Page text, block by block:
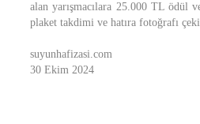
alan yarışmacılara 25.000 TL ödül
plaket takdimi ve hatıra fotoğrafı
suyunhafizasi.com
30 Ekim 2024